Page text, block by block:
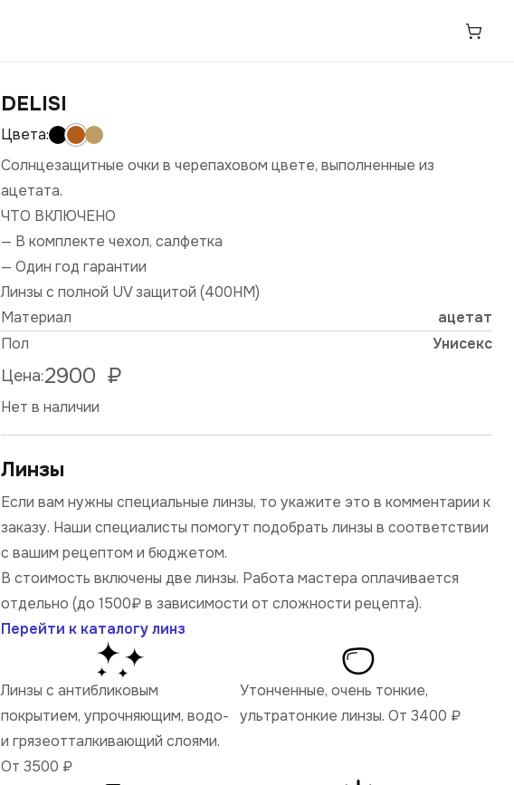
DELISI
Солнцезащитные очки в черепаховом цвете, выполненные из
ацетата.
ЧТО ВКЛЮЧЕНО
— В комплекте чехол, салфетка
— Один год гарантии
Линзы с полной UV защитой (400HM)
Материал
ацетат
Пол
Унисекс
Цена:2900 ₽
Нет в наличии
Линзы
Если вам нужны специальные линзы, то укажите это в комментарии к
заказу. Наши специалисты помогут подобрать линзы в соответствии
с вашим рецептом и бюджетом.
В стоимость включены две линзы. Работа мастера оплачивается
отдельно (до 1500₽ в зависимости от сложности рецепта).
Перейти к каталогу линз
Линзы с антибликовым
покрытием, упрочняющим, водо-
и грязеотталкивающий слоями.
От 3500 ₽
Утонченные, очень тонкие,
ультратонкие линзы. От 3400 ₽